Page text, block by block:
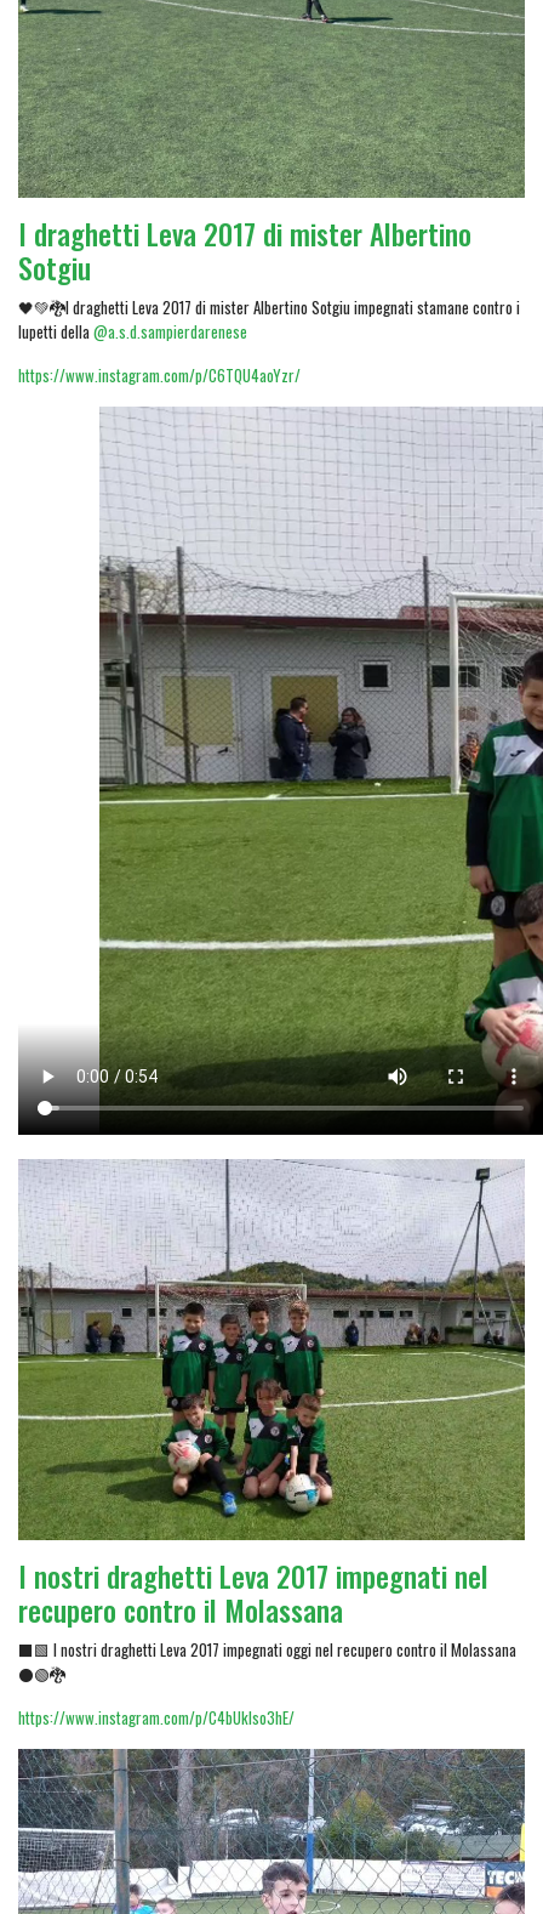
I draghetti Leva 2017 di mister Albertino
Sotgiu
🖤💚🐉I draghetti Leva 2017 di mister Albertino Sotgiu impegnati stamane contro i
lupetti della@a.s.d.sampierdarenese
https://www.instagram.com/p/C6TQU4aoYzr/
I nostri draghetti Leva 2017 impegnati nel
recupero contro il Molassana
⬛🟩 I nostri draghetti Leva 2017 impegnati oggi nel recupero contro il Molassana
⚫🟢🐉
https://www.instagram.com/p/C4bUklso3hE/